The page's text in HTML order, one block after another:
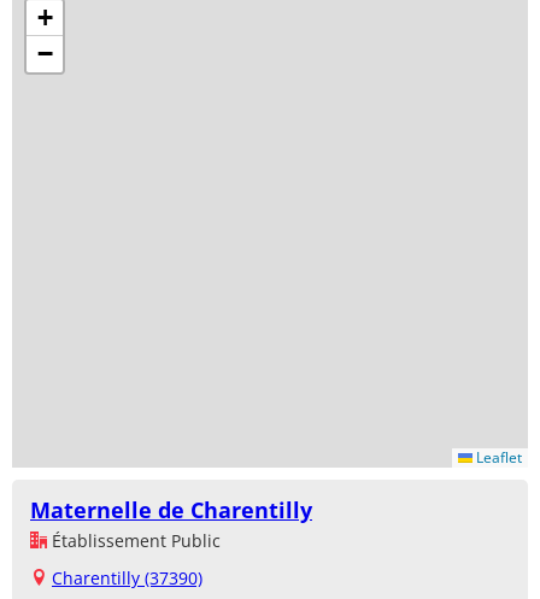
+
−
Leaflet
Maternelle de Charentilly
Établissement Public
Charentilly (37390)